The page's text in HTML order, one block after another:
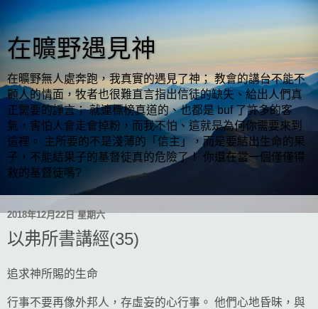
在曠野遇見神
在曠野無人處奔跑，我真實的遇見了神； 教會的講台不能不
顧人的情面，牧者也很難直言指出信徒的缺失、給出人們真
正需要的諍言； 就連標榜真道的、也都是 buf 了許多的客
氣，害怕人會走會掉粉，而我不怕、這就是為何你需要來到
這裡。 主所要的不是淺薄的「信主」，而是要結出生命的果
子，不能結果子的基督徒真的危險了！ 你還在當一個僅僅得
救的基督徒嗎?
2018年12月22日 星期六
以弗所書講經(35)
追求神所賜的生命
行事不要再像外邦人，存虛妄的心行事。 他們心地昏昧，與